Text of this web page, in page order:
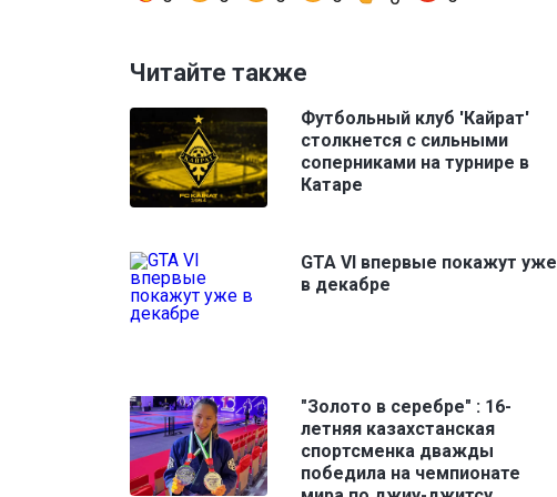
Читайте также
Футбольный клуб 'Кайрат'
столкнется с сильными
соперниками на турнире в
Катаре
GTA VI впервые покажут уже
в декабре
"Золото в серебре" : 16-
летняя казахстанская
спортсменка дважды
победила на чемпионате